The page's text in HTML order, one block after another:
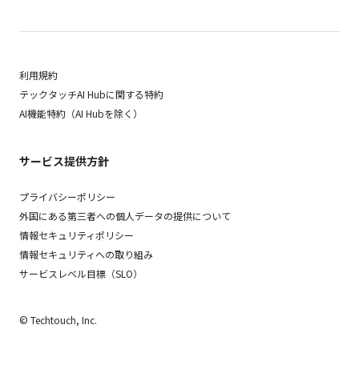
利用規約
テックタッチAI Hubに関する特約
AI機能特約（AI Hubを除く）
サービス提供方針
プライバシーポリシー
外国にある第三者への個人データの提供について
情報セキュリティポリシー
情報セキュリティへの取り組み
サービスレベル目標（SLO）
© Techtouch, Inc.